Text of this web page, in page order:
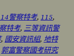
警察特考, 115
特考, 三等資訊警
, 國安資訊組, 地特
郭富警察國考研究